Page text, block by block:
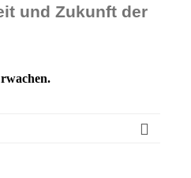
und Zukunft der